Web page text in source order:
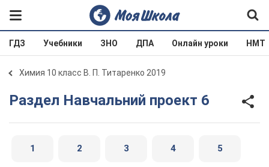
ГДЗ Учебники ЗНО ДПА Онлайн уроки НМТ
Химия 10 класс В. П. Титаренко 2019
Раздел Навчальний проект 6
1 2 3 4 5